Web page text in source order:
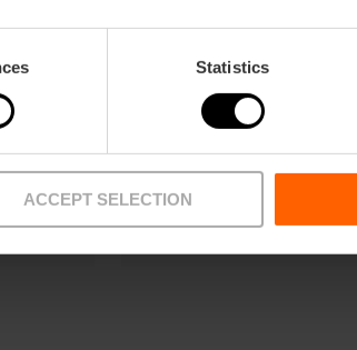
Statistics
ACCEPT SELECTION
FAQs
Articles